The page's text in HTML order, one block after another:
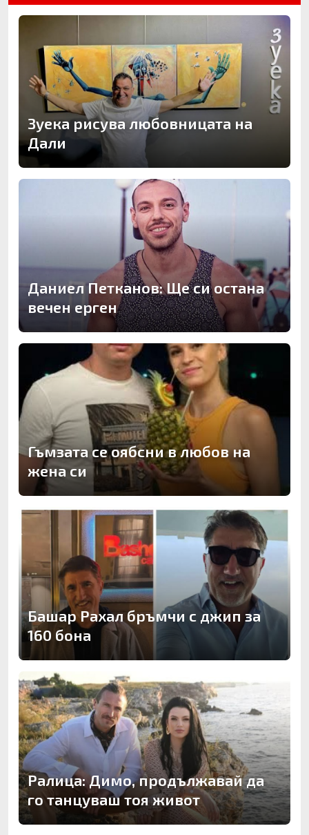
Зуека рисува любовницата на
Дали
Даниел Петканов: Ще си остана
вечен ерген
Гъмзата се оябсни в любов на
жена си
Башар Рахал бръмчи с джип за
160 бона
Ралица: Димо, продължавай да
го танцуваш тоя живот